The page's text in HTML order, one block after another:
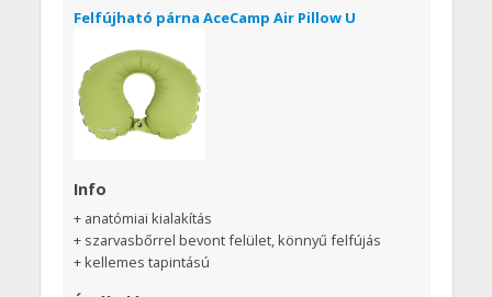
Felfújható párna AceCamp Air Pillow U
Info
+ anatómiai kialakítás
+ szarvasbőrrel bevont felület, könnyű felfújás
+ kellemes tapintású